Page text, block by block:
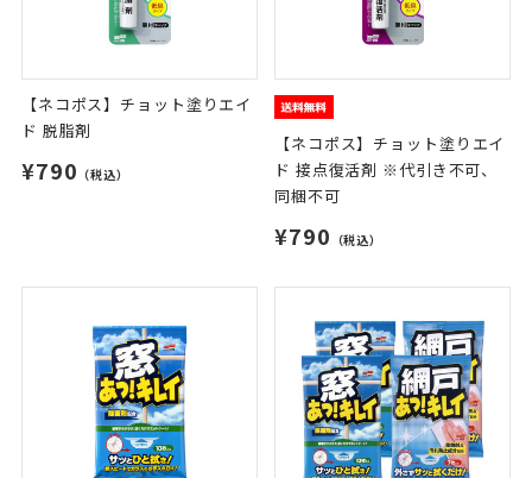
【ネコポス】チョット塗りエイ
ド 脱脂剤
¥790 （税込）
【ネコポス】チョット塗りエイ
ド 接点復活剤 ※代引き不可、
同梱不可
¥790 （税込）